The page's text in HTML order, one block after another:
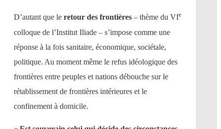
D’autant que le retour des frontières – thème du VIe
colloque de l’Institut Iliade – s’impose comme une
réponse à la fois sanitaire, économique, sociétale,
politique. Au moment même le refus idéologique des
frontières entre peuples et nations débouche sur le
rétablissement de frontières intérieures et le
confinement à domicile.